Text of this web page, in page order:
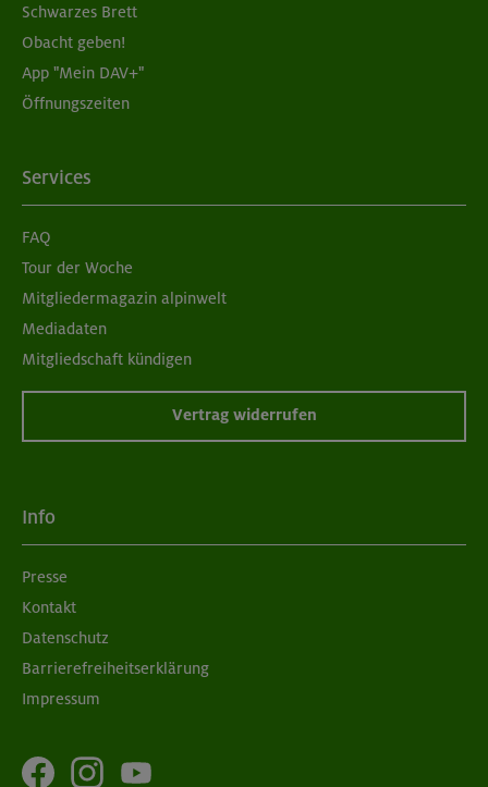
Schwarzes Brett
Obacht geben!
App "Mein DAV+"
Öffnungszeiten
Services
FAQ
Tour der Woche
Mitgliedermagazin alpinwelt
Mediadaten
Mitgliedschaft kündigen
Vertrag widerrufen
Info
Presse
Kontakt
Datenschutz
Barrierefreiheitserklärung
Impressum